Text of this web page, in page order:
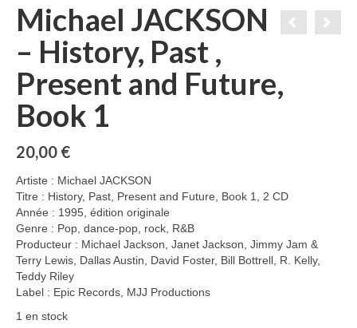
Michael JACKSON
– History, Past ,
Present and Future,
Book 1
20,00 €
Artiste : Michael JACKSON
Titre : History, Past, Present and Future, Book 1, 2 CD
Année : 1995, édition originale
Genre : Pop, dance-pop, rock, R&B
Producteur : Michael Jackson, Janet Jackson, Jimmy Jam &
Terry Lewis, Dallas Austin, David Foster, Bill Bottrell, R. Kelly,
Teddy Riley
Label : Epic Records, MJJ Productions
1 en stock